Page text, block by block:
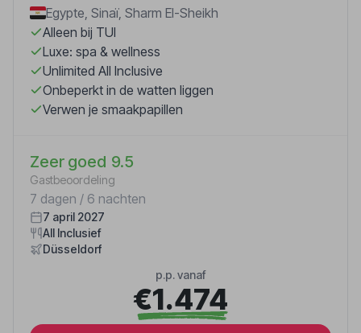
Egypte, Sinaï, Sharm El-Sheikh
Alleen bij TUI
Luxe: spa & wellness
Unlimited All Inclusive
Onbeperkt in de watten liggen
Verwen je smaakpapillen
Zeer goed 9.5
Gastbeoordeling
7 dagen / 6 nachten
7 april 2027
All Inclusief
Düsseldorf
p.p. vanaf
€1.474